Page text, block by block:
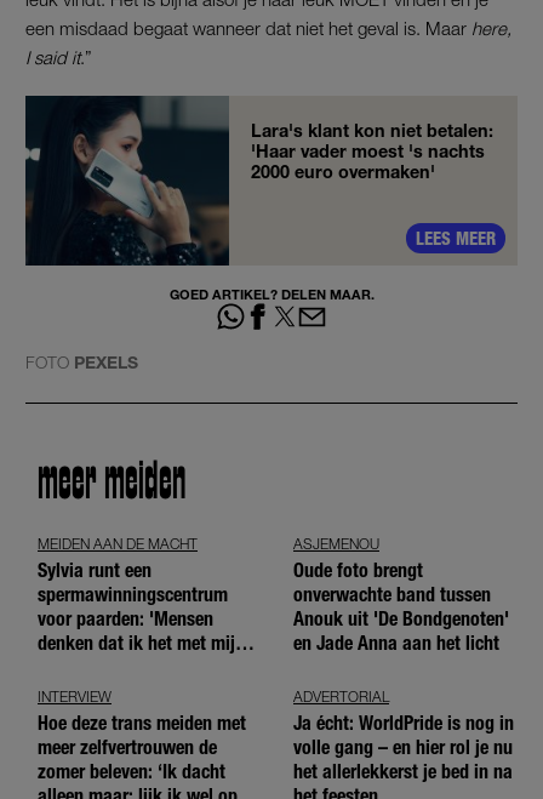
een misdaad begaat wanneer dat niet het geval is. Maar here,
I said it.”
Lara's klant kon niet betalen:
'Haar vader moest 's nachts
2000 euro overmaken'
LEES MEER
GOED ARTIKEL? DELEN MAAR.
FOTO PEXELS
meer meiden
MEIDEN AAN DE MACHT
Sylvia runt een
spermawinningscentrum
voor paarden: 'Mensen
denken dat ik het met mijn
ASJEMENOU
Oude foto brengt
onverwachte band tussen
Anouk uit 'De Bondgenoten'
en Jade Anna aan het licht
INTERVIEW
Hoe deze trans meiden met
meer zelfvertrouwen de
zomer beleven: ‘Ik dacht
ADVERTORIAL
Ja écht: WorldPride is nog in
volle gang – en hier rol je nu
het allerlekkerst je bed in na